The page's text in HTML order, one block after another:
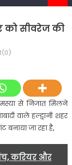
को सीवरेज की
से निजात मिलने
वाले हल्द्वानी शहर
बनाया जा रहा है,
करियर और